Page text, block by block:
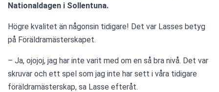
Nationaldagen i Sollentuna.
Högre kvalitet än någonsin tidigare! Det var Lasses betyg
på Föräldramästerskapet.
– Ja, ojojoj, jag har inte varit med om en så bra nivå. Det var
skruvar och ett spel som jag inte har sett i våra tidigare
föräldramästerskap, sa Lasse efteråt.